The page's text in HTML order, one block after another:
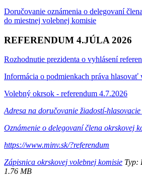
Doručovanie oznámenia o delegovaní
do miestnej volebnej komisie
REFERENDUM 4.JÚLA 2026
Rozhodnutie prezidenta o vyhlásení
Informácia o podmienkach práva hlasovať
Volebný okrsok - referendum 4.7.2026
Adresa na doručovanie žiadostí-hlasovacie
Oznámenie o delegovaní člena okrskovej
https://www.minv.sk/?referendum
Zápisnica okrskovej volebnej komisie Typ:
1.76 MB